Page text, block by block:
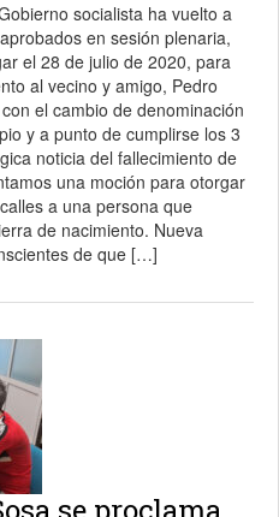
socialista ha vuelto a
en sesión plenaria,
el 28 de julio de 2020, para
al vecino y amigo, Pedro
el cambio de denominación
y a punto de cumplirse los 3
noticia del fallecimiento de
una moción para otorgar
a una persona que
de nacimiento. Nueva
de que […]